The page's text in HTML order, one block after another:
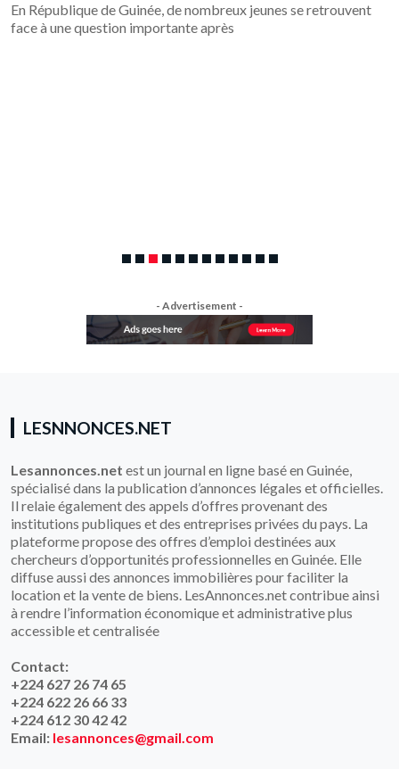
En République de Guinée, de nombreux jeunes se retrouvent
face à une question importante après
- Advertisement -
LESNNONCES.NET
Lesannonces.net est un journal en ligne basé en Guinée,
spécialisé dans la publication d’annonces légales et officielles.
Il relaie également des appels d’offres provenant des
institutions publiques et des entreprises privées du pays. La
plateforme propose des offres d’emploi destinées aux
chercheurs d’opportunités professionnelles en Guinée. Elle
diffuse aussi des annonces immobilières pour faciliter la
location et la vente de biens. LesAnnonces.net contribue ainsi
à rendre l’information économique et administrative plus
accessible et centralisée
Contact:
+224 627 26 74 65
+224 622 26 66 33
+224 612 30 42 42
Email: lesannonces@gmail.com